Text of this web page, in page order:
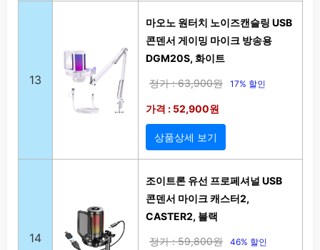
13
마오노 원터치 노이즈캔슬링 USB
콘덴서 게이밍 마이크 방송용
DGM20S, 화이트
정가 : 63,900원 17% 할인
가격 : 52,900원
상품상세 보기
14
조이트론 유선 프로페셔널 USB
콘덴서 마이크 캐스터2,
CASTER2, 블랙
정가 : 59,800원 46% 할인